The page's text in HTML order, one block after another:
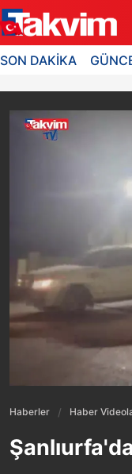
SON DAKİKA
Haberler Haber